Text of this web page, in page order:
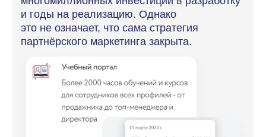
инструкций, шаблонов и рекламных
баннеров для быстрого старта.
4.
Финансовое планирование.
вознаграждений (процент от сделки, бонусы
за результат).
Запуск и анализ.
Запуск программы и получение первых
данных для анализа стоимости
привлечения и ROI нового канала.